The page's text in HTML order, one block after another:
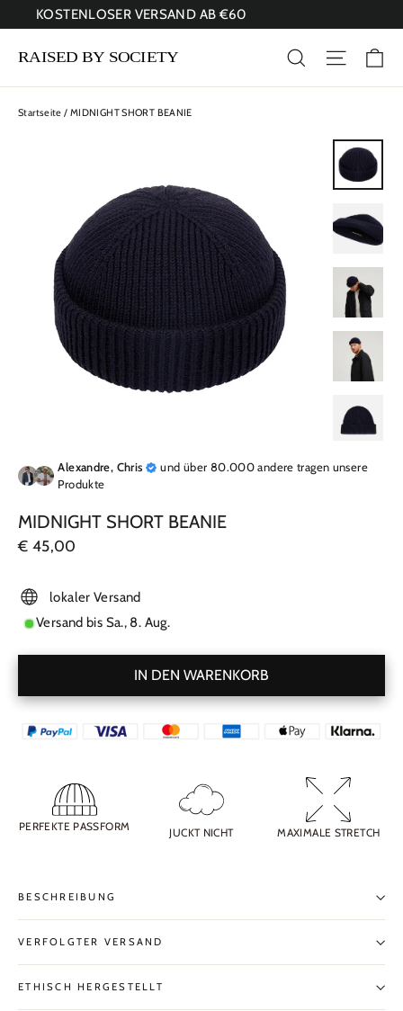
zum
Inhalt
KOSTENLOSER VERSAND AB €60
Suche
Startseite / MIDNIGHT SHORT BEANIE
Alexandre, Chris
und über 80.000 andere tragen unsere
Produkte
MIDNIGHT SHORT BEANIE
Normaler
€ 45,00
lokaler Versand
Versand bis Sa., 8. Aug.
IN DEN WARENKORB
PERFEKTE PASSFORM JUCKT NICHT MAXIMALE STRETCH
BESCHREIBUNG
VERFOLGTER VERSAND
ETHISCH HERGESTELLT